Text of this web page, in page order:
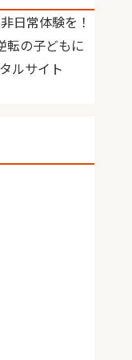
日常体験を！
転の子どもに
ルサイト